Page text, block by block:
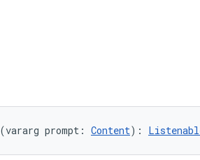
(vararg prompt: Content):